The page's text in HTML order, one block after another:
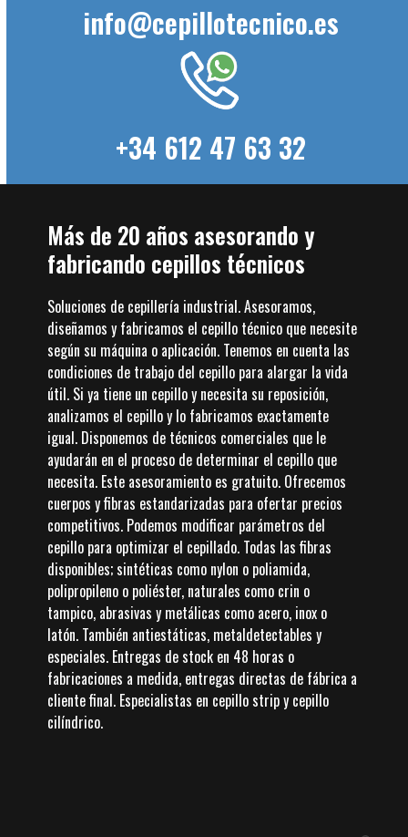
info@cepillotecnico.es
+34 612 47 63 32
Más de 20 años asesorando y
fabricando cepillos técnicos
Soluciones de cepillería industrial. Asesoramos,
diseñamos y fabricamos el cepillo técnico que necesite
según su máquina o aplicación. Tenemos en cuenta las
condiciones de trabajo del cepillo para alargar la vida
útil. Si ya tiene un cepillo y necesita su reposición,
analizamos el cepillo y lo fabricamos exactamente
igual. Disponemos de técnicos comerciales que le
ayudarán en el proceso de determinar el cepillo que
necesita. Este asesoramiento es gratuito. Ofrecemos
cuerpos y fibras estandarizadas para ofertar precios
competitivos. Podemos modificar parámetros del
cepillo para optimizar el cepillado. Todas las fibras
disponibles; sintéticas como nylon o poliamida,
polipropileno o poliéster, naturales como crin o
tampico, abrasivas y metálicas como acero, inox o
latón. También antiestáticas, metaldetectables y
especiales. Entregas de stock en 48 horas o
fabricaciones a medida, entregas directas de fábrica a
cliente final. Especialistas en cepillo strip y cepillo
cilíndrico.